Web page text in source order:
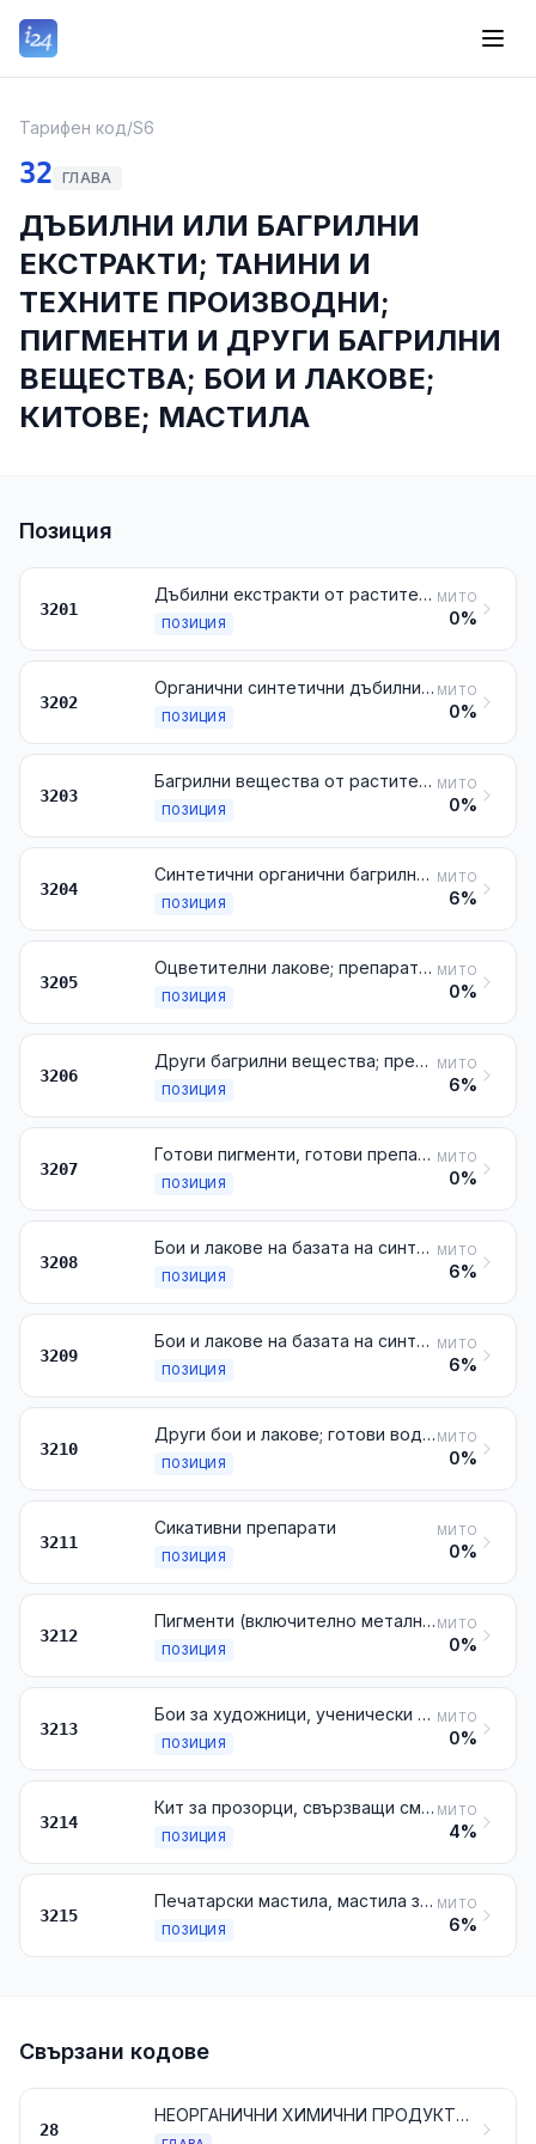
Тарифен код/S6
32 ГЛАВА
ДЪБИЛНИ ИЛИ БАГРИЛНИ
ЕКСТРАКТИ; ТАНИНИ И
ТЕХНИТЕ ПРОИЗВОДНИ;
ПИГМЕНТИ И ДРУГИ БАГРИЛНИ
ВЕЩЕСТВА; БОИ И ЛАКОВЕ;
КИТОВЕ; МАСТИЛА
Позиция
3201
Дъбилни екстракти от растителен произход; танини и техните соли, етери, естери и други производни
ПОЗИЦИЯ
МИТО
0%
3202
Органични синтетични дъбилни продукти; неорганични дъбилни продукти; дъбилни препарати, дори съдържащи естествени дъбилни продукти; ензимни препарати за предварително дъбене
ПОЗИЦИЯ
МИТО
0%
3203
Багрилни вещества от растителен или животински произход (включително багрилните екстракти, с изключение на саждите от животински произход), дори с определен химичен състав; препарати, посочени в забележка 3 от настоящата глава, на базата на багрилни вещества от растителен или животински произход
ПОЗИЦИЯ
МИТО
0%
3204
Синтетични органични багрилни вещества, дори с определен химичен състав; препарати, посочени в забележка 3 от настоящата глава, на базата на синтетични органични багрилни вещества; синтетични органични продукти от видовете, използвани като средства за флуоресценция или като луминофори, дори с определен химичен състав
ПОЗИЦИЯ
МИТО
6%
3205
Оцветителни лакове; препарати, посочени в забележка 3 от настоящата глава, на базата на оцветителни лакове
ПОЗИЦИЯ
МИТО
0%
3206
Други багрилни вещества; препарати, посочени в забележка 3 от настоящата глава, различни от тези в № 3203, 3204 или 3205; неорганични продукти от видовете, използвани като луминофори, дори с определен химичен състав
ПОЗИЦИЯ
МИТО
6%
3207
Готови пигменти, готови препарати за матиране и оцветяване, остъкляващи емайли и гланцове, ангоби, течни лустра и подобни препарати за керамичната, емайловата или стъкларската промишленост; стъклени фрити и други стъкла под формата на прах, гранули, пластинки или люспи
ПОЗИЦИЯ
МИТО
0%
3208
Бои и лакове на базата на синтетични полимери или химически модифицирани естествени полимери, диспергирани или разтворени в неводна среда; разтвори, посочени в забележка 4 от настоящата глава
ПОЗИЦИЯ
МИТО
6%
3209
Бои и лакове на базата на синтетични полимери или химически модифицирани естествени полимери, диспергирани или разтворени във водна среда
ПОЗИЦИЯ
МИТО
6%
3210
Други бои и лакове; готови водни пигменти от видовете, използвани за повърхностна дообработка на кожи
ПОЗИЦИЯ
МИТО
0%
3211
Сикативни препарати
ПОЗИЦИЯ
МИТО
0%
3212
Пигменти (включително металните прахове и люспи), диспергирани в неводна среда, в течно или пастообразно състояние, от видовете, използвани за производството на бои (включително емайли); фолио за печатане чрез щамповане; бои и други багрилни вещества, представени във форми или опаковки за продажба на дребно
ПОЗИЦИЯ
МИТО
0%
3213
Бои за художници, ученически бои, плакатни бои, бои за изменяне на нюансите, за забавление и подобни бои на таблетки, в туби, бурканчета, шишенца, панички и други подобни
ПОЗИЦИЯ
МИТО
0%
3214
Кит за прозорци, свързващи смоли и други китове; покрития, използвани при боядисването; неогнеупорни покрития от вида на използваните в зидарството
ПОЗИЦИЯ
МИТО
4%
3215
Печатарски мастила, мастила за писане или чертане и други мастила, дори концентрирани или в твърдо състояние
ПОЗИЦИЯ
МИТО
6%
Свързани кодове
28
НЕОРГАНИЧНИ ХИМИЧНИ ПРОДУКТИ; НЕОРГАНИЧНИ ИЛИ ОРГАНИЧНИ СЪЕДИНЕНИЯ НА БЛАГОРОДНИ МЕТАЛИ, НА РАДИОАКТИВНИ ЕЛЕМЕНТИ, НА РЕДКОЗЕМНИ МЕТАЛИ ИЛИ НА ИЗОТОПИ